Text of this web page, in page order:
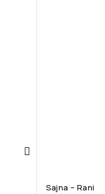
Sajna – Rani